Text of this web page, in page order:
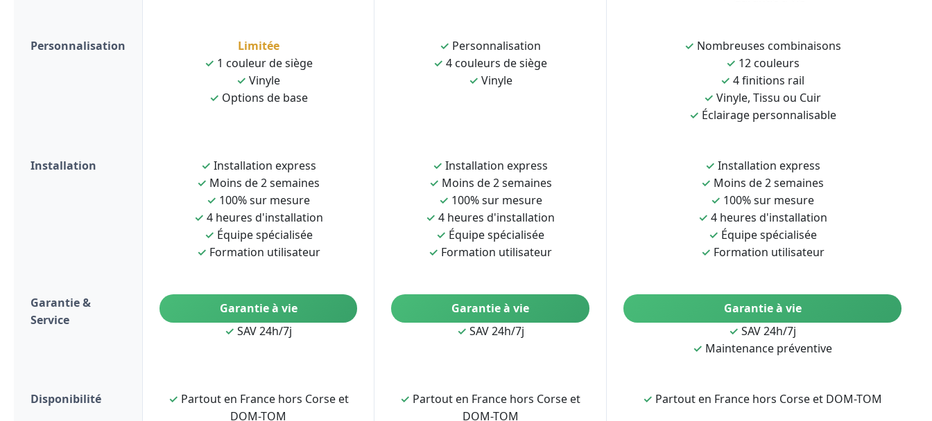
Personnalisation
Limitée
✓ 1 couleur de siège
✓ Vinyle
✓ Options de base
✓ Personnalisation
✓ 4 couleurs de siège
✓ Vinyle
✓ Nombreuses combinaisons
✓ 12 couleurs
✓ 4 finitions rail
✓ Vinyle, Tissu ou Cuir
✓ Éclairage personnalisable
Installation ✓ Installation express
✓ Moins de 2 semaines
✓ 100% sur mesure
✓ 4 heures d'installation
✓ Équipe spécialisée
✓ Formation utilisateur
✓ Installation express
✓ Moins de 2 semaines
✓ 100% sur mesure
✓ 4 heures d'installation
✓ Équipe spécialisée
✓ Formation utilisateur
✓ Installation express
✓ Moins de 2 semaines
✓ 100% sur mesure
✓ 4 heures d'installation
✓ Équipe spécialisée
✓ Formation utilisateur
Garantie &
Service
Garantie à vie
✓ SAV 24h/7j
Garantie à vie
✓ SAV 24h/7j
Garantie à vie
✓ SAV 24h/7j
✓ Maintenance préventive
Disponibilité ✓ Partout en France hors Corse et
DOM-TOM
✓ Partout en France hors Corse et
DOM-TOM
✓ Partout en France hors Corse et DOM-TOM